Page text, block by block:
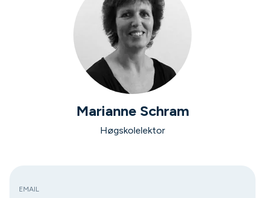
Marianne Schram
Høgskolelektor
EMAIL